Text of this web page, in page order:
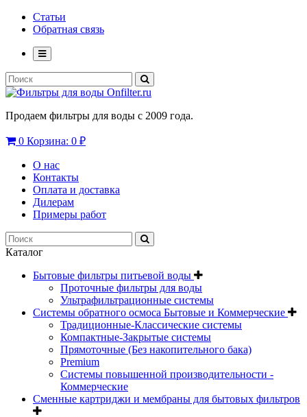
Статьи
Обратная связь
Продаем фильтры для воды с 2009 года.
0 Корзина: 0 ₽
О нас
Контакты
Оплата и доставка
Дилерам
Примеры работ
Каталог
Бытовые фильтры питьевой воды
Проточные фильтры для воды
Ультрафильтрационные системы
Системы обратного осмоса Бытовые и Коммерческие
Традиционные-Классические системы
Компактные-Закрытые системы
Прямоточные (Без накопительного бака)
Premium
Системы повышенной производительности -
Коммерческие
Сменные картриджи и мембраны для бытовых фильтров